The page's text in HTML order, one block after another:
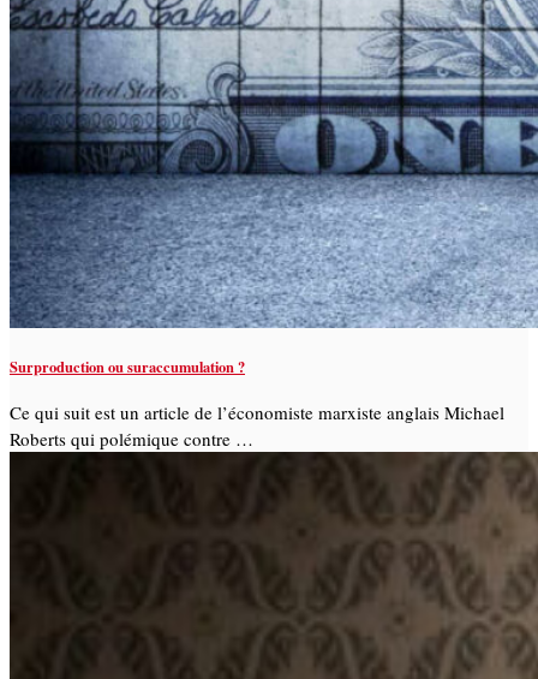
Surproduction ou suraccumulation ?
Ce qui suit est un article de l’économiste marxiste anglais Michael
Roberts qui polémique contre …